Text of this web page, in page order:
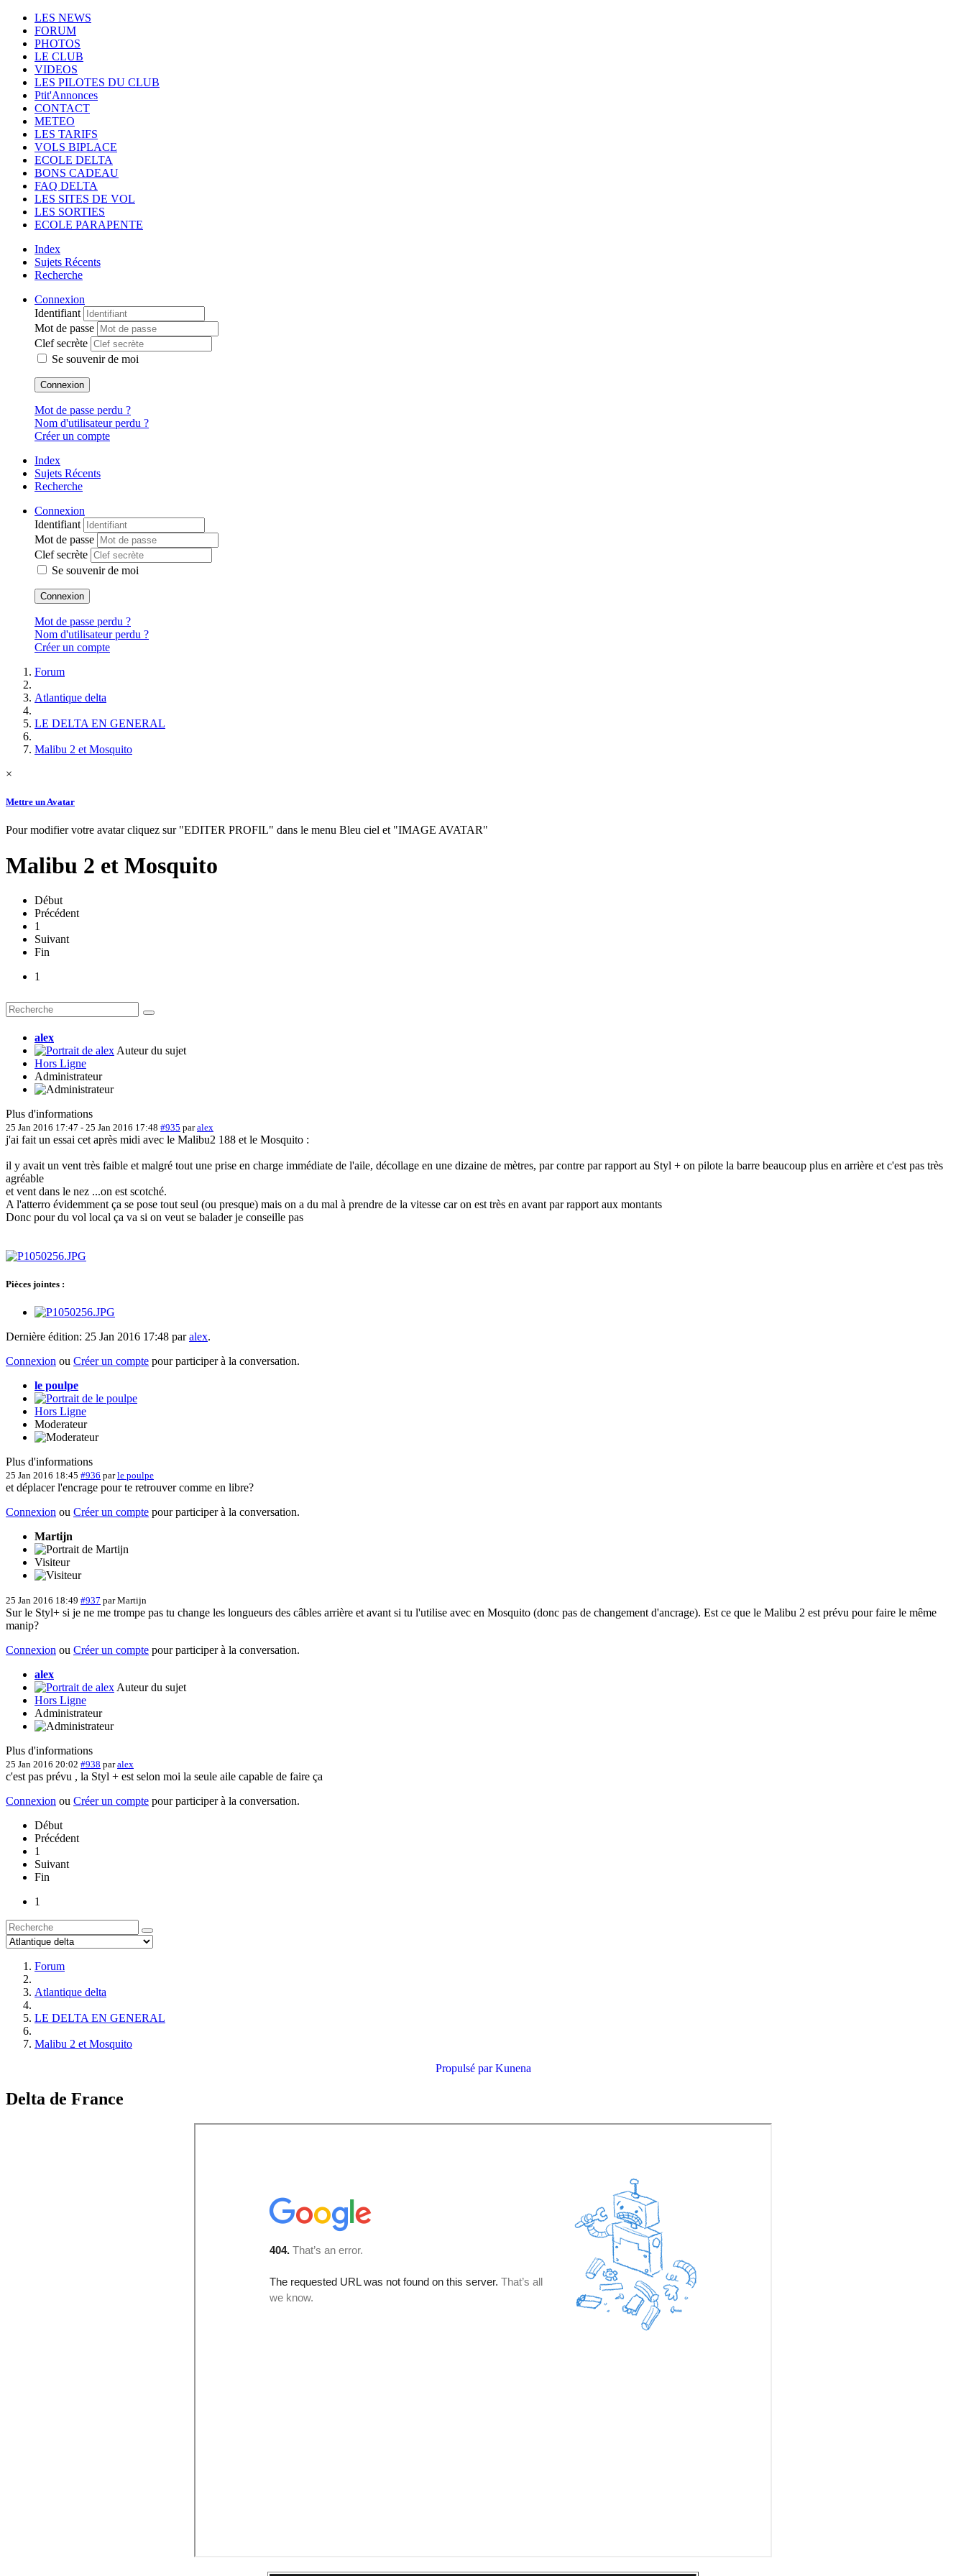
LES NEWS
FORUM
PHOTOS
LE CLUB
VIDEOS
LES PILOTES DU CLUB
Ptit'Annonces
CONTACT
METEO
LES TARIFS
VOLS BIPLACE
ECOLE DELTA
BONS CADEAU
FAQ DELTA
LES SITES DE VOL
LES SORTIES
ECOLE PARAPENTE
Index
Sujets Récents
Recherche
Connexion
Identifiant
Mot de passe
Clef secrète
Se souvenir de moi
Connexion
Mot de passe perdu ?
Nom d'utilisateur perdu ?
Créer un compte
Index
Sujets Récents
Recherche
Connexion
Identifiant
Mot de passe
Clef secrète
Se souvenir de moi
Connexion
Mot de passe perdu ?
Nom d'utilisateur perdu ?
Créer un compte
Forum
Atlantique delta
LE DELTA EN GENERAL
Malibu 2 et Mosquito
×
Mettre un Avatar
Pour modifier votre avatar cliquez sur "EDITER PROFIL" dans le menu Bleu ciel et "IMAGE AVATAR"
Malibu 2 et Mosquito
Début
Précédent
1
Suivant
Fin
1
alex
Auteur du sujet
Hors Ligne
Administrateur
Plus d'informations
25 Jan 2016 17:47 - 25 Jan 2016 17:48 #935 paralex
j'ai fait un essai cet après midi avec le Malibu2 188 et le Mosquito :
il y avait un vent très faible et malgré tout une prise en charge immédiate de l'aile, décollage en une dizaine de mètres, par contre par rapport au Styl + on pilote la barre beaucoup plus en arrière et c'est pas très
agréable
et vent dans le nez ...on est scotché.
A l'atterro évidemment ça se pose tout seul (ou presque) mais on a du mal à prendre de la vitesse car on est très en avant par rapport aux montants
Donc pour du vol local ça va si on veut se balader je conseille pas
Pièces jointes :
Dernière édition: 25 Jan 2016 17:48 paralex.
Connexion ou Créer un compte pour participer à la conversation.
le poulpe
Hors Ligne
Moderateur
Plus d'informations
25 Jan 2016 18:45 #936 parle poulpe
et déplacer l'encrage pour te retrouver comme en libre?
Connexion ou Créer un compte pour participer à la conversation.
Martijn
Visiteur
25 Jan 2016 18:49 #937 parMartijn
Sur le Styl+ si je ne me trompe pas tu change les longueurs des câbles arrière et avant si tu l'utilise avec en Mosquito (donc pas de changement d'ancrage). Est ce que le Malibu 2 est prévu pour faire le même
manip?
Connexion ou Créer un compte pour participer à la conversation.
alex
Auteur du sujet
Hors Ligne
Administrateur
Plus d'informations
25 Jan 2016 20:02 #938 paralex
c'est pas prévu , la Styl + est selon moi la seule aile capable de faire ça
Connexion ou Créer un compte pour participer à la conversation.
Début
Précédent
1
Suivant
Fin
1
Forum
Atlantique delta
LE DELTA EN GENERAL
Malibu 2 et Mosquito
Propulsé parKunena
Delta de France